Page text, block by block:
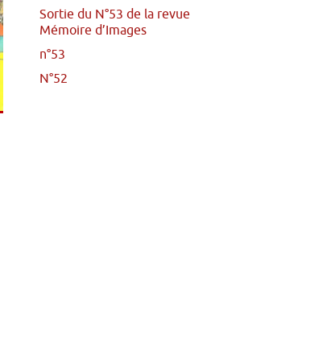
Sortie du N°53 de la revue
Mémoire d’Images
n°53
N°52